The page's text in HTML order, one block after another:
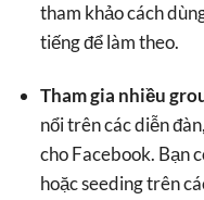
tham khảo cách
tiếng để làm theo.
Tham gia nhiều
nổi trên các diễn
cho Facebook. Bạn
hoặc seeding trên